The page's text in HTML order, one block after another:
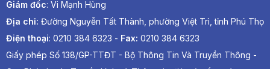
Giám đốc: Vi Mạnh Hùng
Địa chỉ: Đường Nguyễn Tất Thành, phường Việt Trì, tỉnh Phú Thọ
Điện thoại: 0210 384 6323 - Fax: 0210 384 6323
Giấy phép Số 138/GP-TTĐT - Bộ Thông Tin Và Truyền Thông -